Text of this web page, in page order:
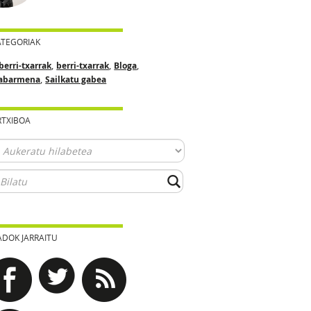
txarrak, berri-txarrak, Bloga,
,Sailkatu gabea
JARRAITU